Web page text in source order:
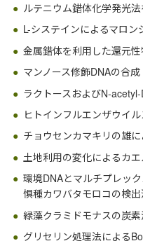
ルテニウム錯体化学発光
L-システインによるマロ
金属錯体を利用した還元
マンノース修飾DNAの合成
ラクトースおよびN-
ヒトインフルエンザウイ
チョウセンカマキリの雄
土地利用の変化によるカ
環境DNAとマルチプレッ
惧種カワバタモロコの検
緑藻クラミドモナスの炭
グリセリン処理法による